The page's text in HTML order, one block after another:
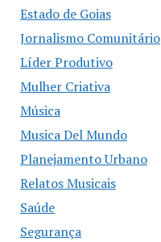
Estado de Goias
Jornalismo Comunitário
Líder Produtivo
Mulher Criativa
Música
Musica Del Mundo
Planejamento Urbano
Relatos Musicais
Saúde
Segurança